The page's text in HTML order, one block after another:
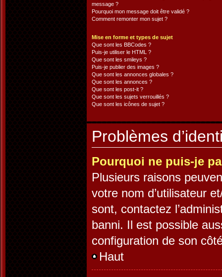
message ?
Pourquoi mon message doit être validé ?
Comment remonter mon sujet ?
Mise en forme et types de sujet
Que sont les BBCodes ?
Puis-je utiliser le HTML ?
Que sont les smileys ?
Puis-je publier des images ?
Que sont les annonces globales ?
Que sont les annonces ?
Que sont les post-it ?
Que sont les sujets verrouillés ?
Que sont les icônes de sujet ?
Problèmes
Pourquoi ne puis-je
Plusieurs raisons
votre nom d’utilisateur
sont, contactez
banni. Il est possible
configuration de son
Haut